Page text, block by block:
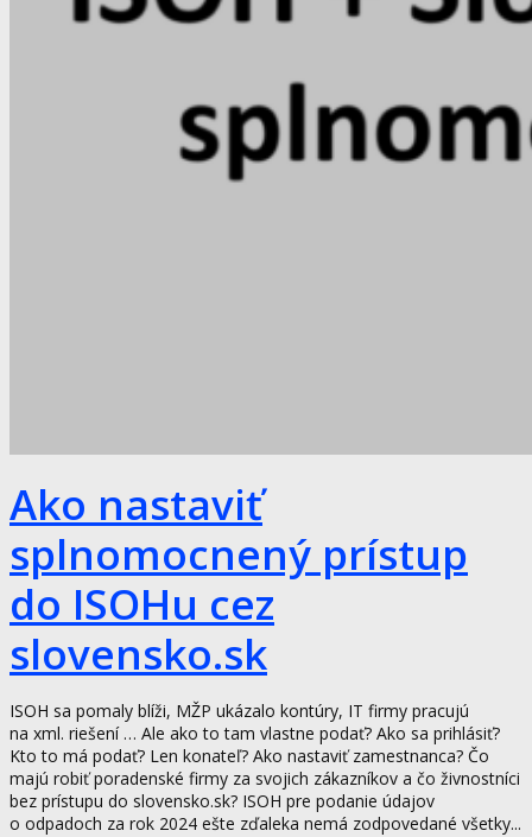
Ako nastaviť
splnomocnený prístup
do ISOHu cez
slovensko.sk
ISOH sa pomaly blíži, MŽP ukázalo kontúry, IT firmy pracujú
na xml. riešení … Ale ako to tam vlastne podať? Ako sa prihlásiť?
Kto to má podať? Len konateľ? Ako nastaviť zamestnanca? Čo
majú robiť poradenské firmy za svojich zákazníkov a čo živnostníci
bez prístupu do slovensko.sk? ISOH pre podanie údajov
o odpadoch za rok 2024 ešte zďaleka nemá zodpovedané všetky...